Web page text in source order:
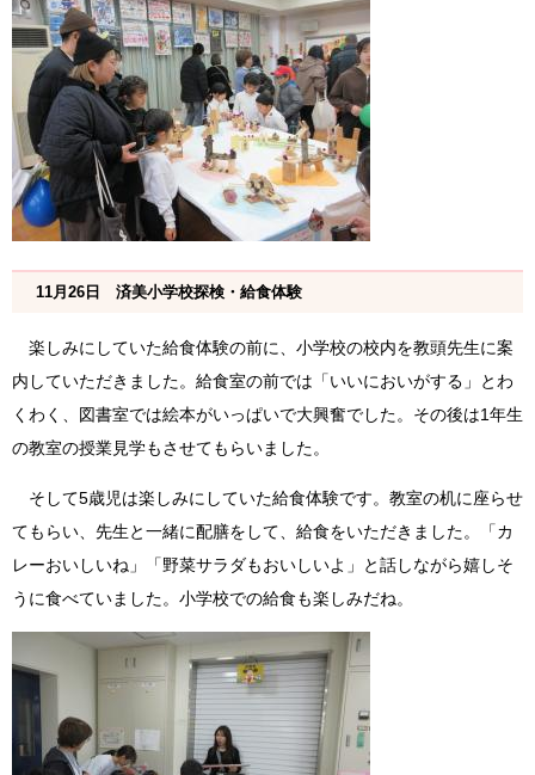
11月26日 済美小学校探検・給食体験
楽しみにしていた給食体験の前に、小学校の校内を教頭先生に案
内していただきました。給食室の前では「いいにおいがする」とわ
くわく、図書室では絵本がいっぱいで大興奮でした。その後は1年生
の教室の授業見学もさせてもらいました。
そして5歳児は楽しみにしていた給食体験です。教室の机に座らせ
てもらい、先生と一緒に配膳をして、給食をいただきました。「カ
レーおいしいね」「野菜サラダもおいしいよ」と話しながら嬉しそ
うに食べていました。小学校での給食も楽しみだね。